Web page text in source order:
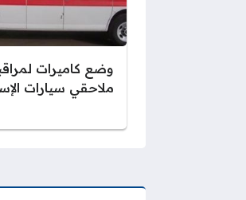
وضع كاميرات
ملاحقي سيارات